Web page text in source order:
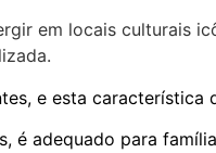
em locais culturais
e esta
é adequado para